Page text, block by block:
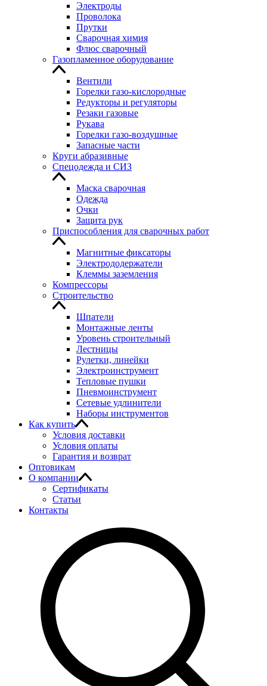
Электроды
Проволока
Прутки
Сварочная химия
Флюс сварочный
Газопламенное оборудование
Вентили
Горелки газо-кислородные
Редукторы и регуляторы
Резаки газовые
Рукава
Горелки газо-воздушные
Запасные части
Круги абразивные
Спецодежда и СИЗ
Маска сварочная
Одежда
Очки
Защита рук
Приспособления для сварочных работ
Магнитные фиксаторы
Электрододержатели
Клеммы заземления
Компрессоры
Строительство
Шпатели
Монтажные ленты
Уровень строительный
Лестницы
Рулетки, линейки
Электроинструмент
Тепловые пушки
Пневмоинструмент
Сетевые удлинители
Наборы инструментов
Как купить
Условия доставки
Условия оплаты
Гарантия и возврат
Оптовикам
О компании
Сертификаты
Статьи
Контакты